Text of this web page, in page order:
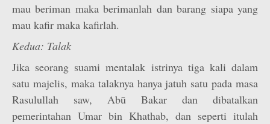
mau beriman maka berimanlah dan barang siapa yang
mau kafir maka kafirlah.
Kedua: Talak
Jika seorang suami mentalak istrinya tiga kali dalam
satu majelis, maka talaknya hanya jatuh satu pada masa
Rasulullah saw, Abū Bakar dan dibatalkan
pemerintahan Umar bin Khathab, dan seperti itulah